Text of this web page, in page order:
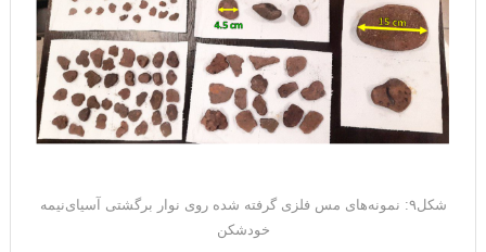
شکل۹: نمونه‌های مس فلزی گرفته شده روی نوار برگشتی آسیای‌نیمه
خودشکن